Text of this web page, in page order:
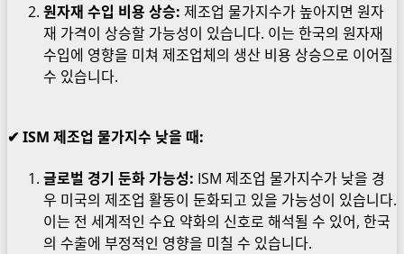
원자재 수입 비용 상승: 제조업 물가지수가 높아지면 원자
재 가격이 상승할 가능성이 있습니다. 이는 한국의 원자재
수입에 영향을 미쳐 제조업체의 생산 비용 상승으로 이어질
수 있습니다.
✔ ISM 제조업 물가지수 낮을 때:
글로벌 경기 둔화 가능성: ISM 제조업 물가지수가 낮을 경
우 미국의 제조업 활동이 둔화되고 있을 가능성이 있습니다.
이는 전 세계적인 수요 약화의 신호로 해석될 수 있어, 한국
의 수출에 부정적인 영향을 미칠 수 있습니다.